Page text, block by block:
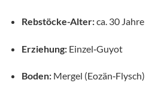
Rebstöcke-Alter:ca. 30 Jahre
Erziehung:Einzel‑Guyot
Boden:Mergel (Eozän‑Flysch)